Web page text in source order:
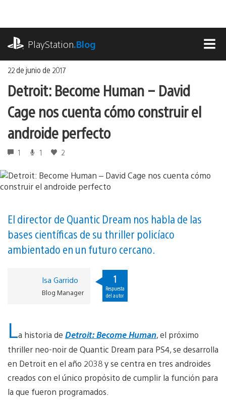
contenido
PlayStation.Blog
22 de junio de 2017
Detroit: Become Human – David
Cage nos cuenta cómo construir el
androide perfecto
1 1 2
El director de Quantic Dream nos habla de las
bases científicas de su thriller policíaco
ambientado en un futuro cercano.
Isa Garrido
Blog Manager
1
Respuesta
del autor
La historia de Detroit: Become Human, el próximo
thriller neo-noir de Quantic Dream para PS4, se desarrolla
en Detroit en el año 2038 y se centra en tres androides
creados con el único propósito de cumplir la función para
la que fueron programados.